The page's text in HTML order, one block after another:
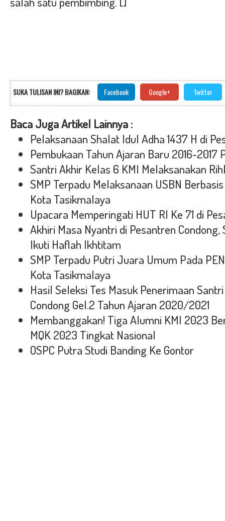
SUKA TULISAN INI? BAGIKAN: Facebook Google+ Twitter
Baca Juga Artikel Lainnya :
Pelaksanaan Shalat Idul Adha 1437 H di
Pembukaan Tahun Ajaran Baru 2016-2017
Santri Akhir Kelas 6 KMI Melaksanakan
SMP Terpadu Melaksanaan USBN
Kota Tasikmalaya
Upacara Memperingati HUT RI Ke 71 di
Akhiri Masa Nyantri di Pesantren
Ikuti Haflah Ikhtitam
SMP Terpadu Putri Juara Umum Pada
Kota Tasikmalaya
Hasil Seleksi Tes Masuk Penerimaan
Condong Gel.2 Tahun Ajaran 2020/2021
Membanggakan! Tiga Alumni KMI 2023
MQK 2023 Tingkat Nasional
OSPC Putra Studi Banding Ke Gontor